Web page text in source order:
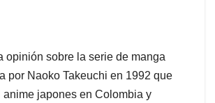
opinión sobre la serie de manga
por Naoko Takeuchi en 1992 que
anime japones en Colombia y